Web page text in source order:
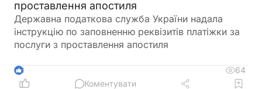
проставлення апостиля
Державна податкова служба України надала
інструкцію по заповненню реквізитів платіжки за
послуги з проставлення апостиля
3
64
Коментувати